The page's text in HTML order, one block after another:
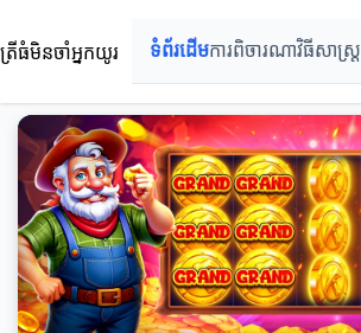
ត្រីធំមិនចាំអ្នកយូរ ទំព័រដើមការពិចារណាវិធីសាស្ត្រ